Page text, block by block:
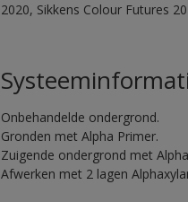
2020, Sikkens Colour Futures
Onbehandelde ondergrond.
Gronden met Alpha Primer.
Zuigende ondergrond met
Afwerken met 2 lagen